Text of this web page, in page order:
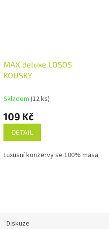
MAX deluxe LOSOS
KOUSKY
Skladem (12 ks)
109 Kč
DETAIL
Luxusní konzervy se 100% masa
Diskuze